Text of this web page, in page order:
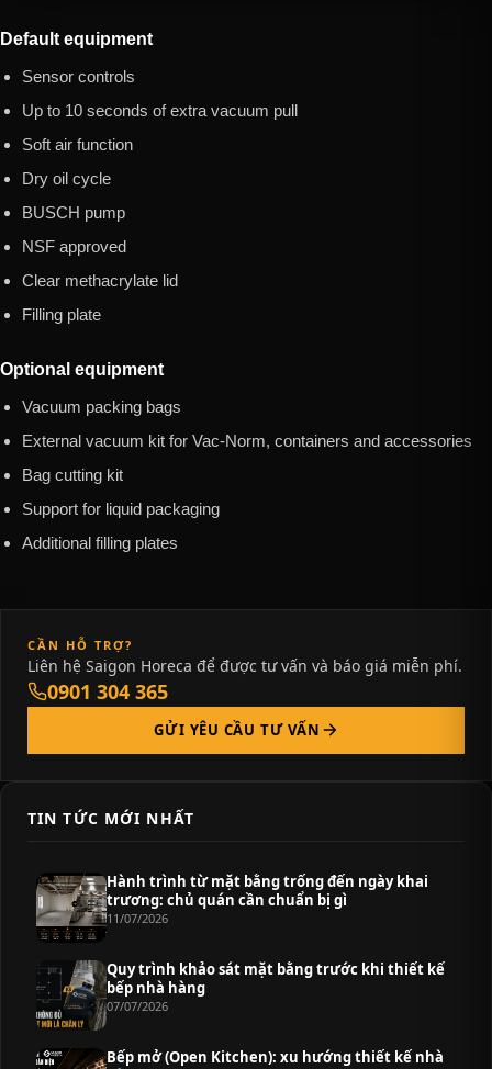
Default equipment
Sensor controls
Up to 10 seconds of extra vacuum pull
Soft air function
Dry oil cycle
BUSCH pump
NSF approved
Clear methacrylate lid
Filling plate
Optional equipment
Vacuum packing bags
External vacuum kit for Vac-Norm, containers and accessories
Bag cutting kit
Support for liquid packaging
Additional filling plates
CẦN HỖ TRỢ?
Liên hệ Saigon Horeca để được tư vấn và báo giá miễn phí.
0901 304 365
GỬI YÊU CẦU TƯ VẤN
TIN TỨC MỚI NHẤT
Hành trình từ mặt bằng trống đến ngày khai
trương: chủ quán cần chuẩn bị gì
11/07/2026
Quy trình khảo sát mặt bằng trước khi thiết kế
bếp nhà hàng
07/07/2026
Bếp mở (Open Kitchen): xu hướng thiết kế nhà